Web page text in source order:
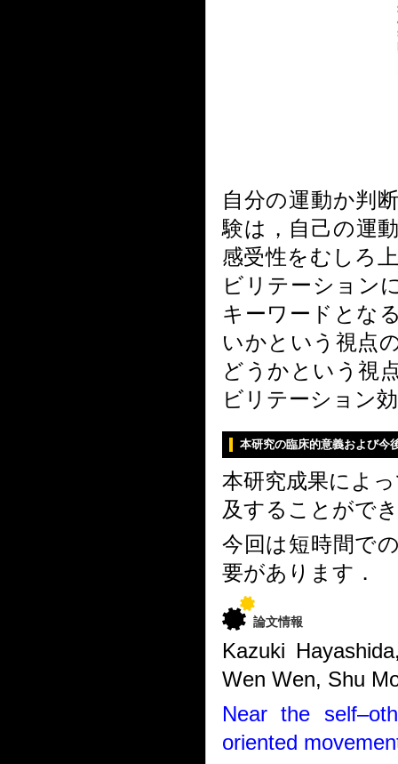
自分の運動か判
験は，自己の運
感受性をむしろ
ビリテーション
キーワードとな
いかという視点
どうかという視
ビリテーション
本研究の臨床的意義および今
本研究成果によ
及することがで
今回は短時間で
要があります．
論文情報
Kazuki
Wen Wen, Shu
Near the
oriented